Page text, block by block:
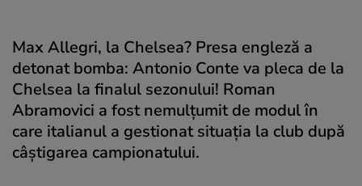
Max Allegri, la Chelsea? Presa engleză a
detonat bomba: Antonio Conte va pleca de la
Chelsea la finalul sezonului! Roman
Abramovici a fost nemulţumit de modul în
care italianul a gestionat situaţia la club după
câştigarea campionatului.